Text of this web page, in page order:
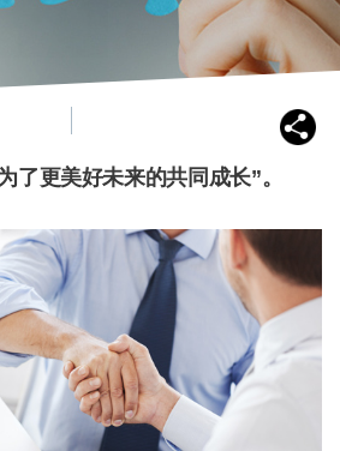
了更美好未来的共同成长”。